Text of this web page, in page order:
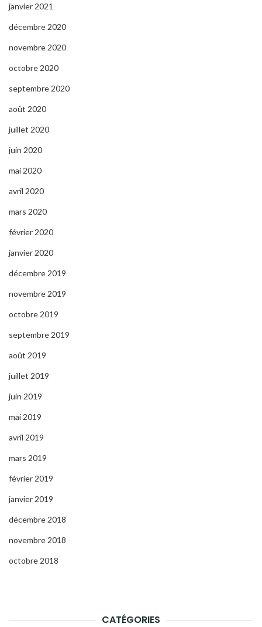
janvier 2021
décembre 2020
novembre 2020
octobre 2020
septembre 2020
août 2020
juillet 2020
juin 2020
mai 2020
avril 2020
mars 2020
février 2020
janvier 2020
décembre 2019
novembre 2019
octobre 2019
septembre 2019
août 2019
juillet 2019
juin 2019
mai 2019
avril 2019
mars 2019
février 2019
janvier 2019
décembre 2018
novembre 2018
octobre 2018
CATÉGORIES